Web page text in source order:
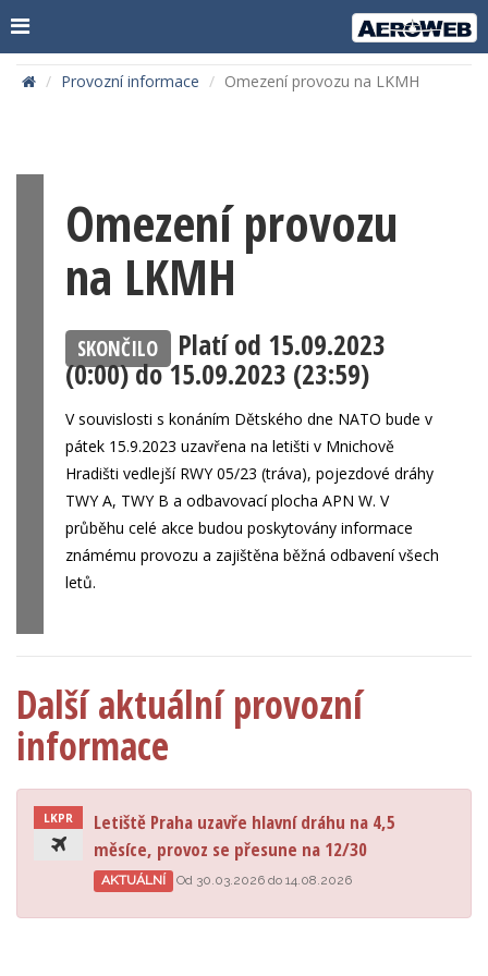
Provozní informace Omezení provozu na LKMH
Omezení provozu
na LKMH
SKONČILO Platí od 15.09.2023
(0:00)do15.09.2023 (23:59)
V souvislosti s konáním Dětského dne NATO bude v
pátek 15.9.2023 uzavřena na letišti v Mnichově
Hradišti vedlejší RWY 05/23 (tráva), pojezdové dráhy
TWY A, TWY B a odbavovací plocha APN W. V
průběhu celé akce budou poskytovány informace
známému provozu a zajištěna běžná odbavení všech
letů.
Další aktuální provozní
informace
LKPR
Letiště Praha uzavře hlavní dráhu na 4,5
měsíce, provoz se přesune na 12/30
AKTUÁLNÍ Od 30.03.2026 do 14.08.2026